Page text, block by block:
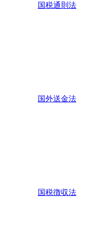
国税通則法
国外送金法
国税徴収法